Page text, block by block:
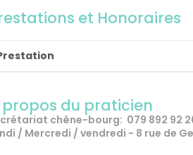
et Honoraires
propos du praticien
chêne-bourg: 079 892 92
/ Mercredi / vendredi - 8 rue de